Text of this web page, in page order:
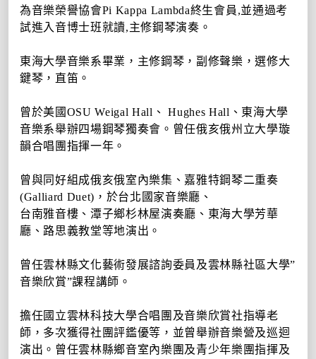
為音樂榮譽協會Pi Kappa Lambda終生會員 ,並通過考
試進入音博士班就讀,主修鋼琴演奏。
東海大學音樂系畢業，主修鋼琴，副修聲樂，選修大
鍵琴，直笛。
曾於美國 OSU Weigal Hall 、 Hughes Hall 、東海大學
音樂系舉辦四場鋼琴獨奏會。曾任俄亥俄州立大學璇
韻合唱團指揮一年。
曾與同好組成俄亥俄室內樂集、嘉雅特鋼琴二重奏
(Galliard Duet) ，於台北國家音樂廳、
台南雅音樓、潭子鄉杉林屋演奏廳、東海大學芳華
廳、路思義教堂等地演出。
曾任雲林縣文化藝術發展諮詢委員及雲林縣社區大學”
音樂欣賞”課程講師。
擔任國立雲林科技大學合唱團及音樂欣賞社指導老
師，多次獲得社團評鑑優等，並曾舉辦音樂營及巡迴
演出。曾任雲林縣鄉音室內樂團及青少年樂團指揮及